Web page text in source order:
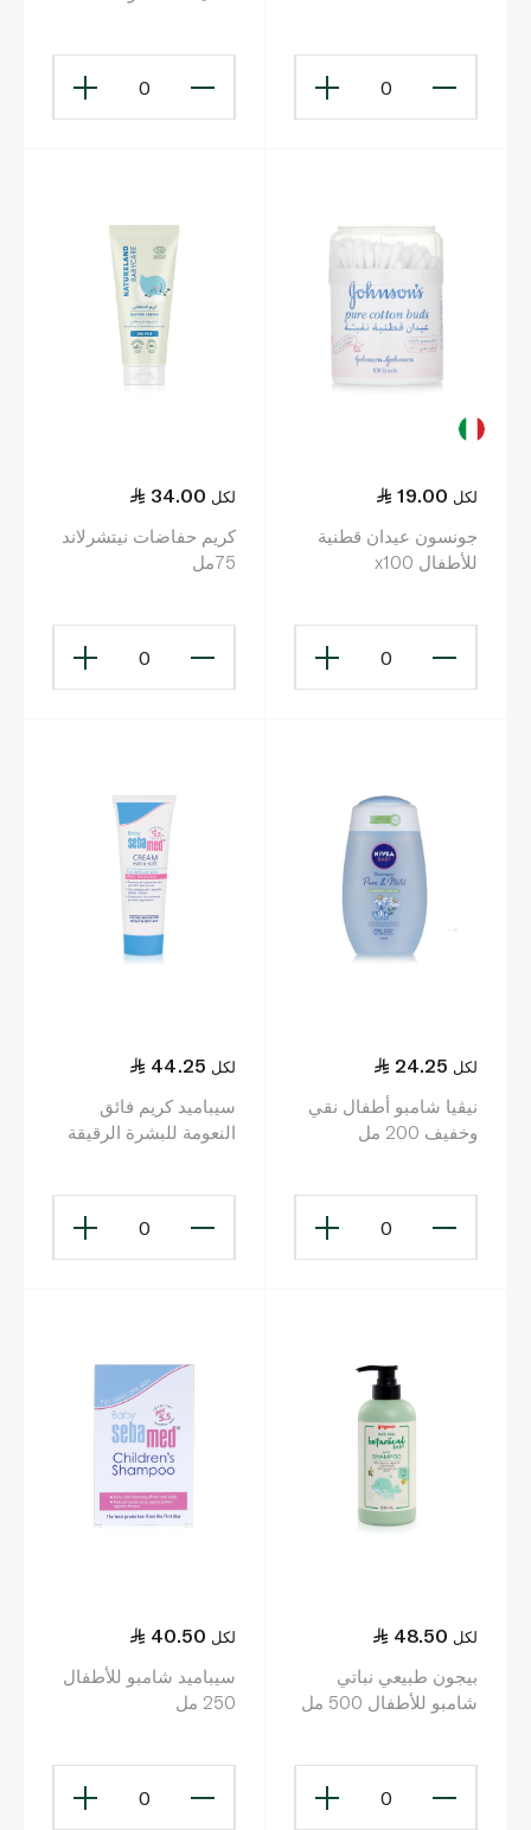
0
0
19.00 لكل
جونسون عيدان قطنية
للأطفال x100
0
34.00 لكل
كريم حفاضات نيتشرلاند
75مل
0
24.25 لكل
نيڤيا شامبو أطفال نقي
وخفيف 200 مل
0
44.25 لكل
سيباميد كريم فائق
النعومة للبشرة الرقيقة
0
48.50 لكل
بيجون طبيعي نباتي
شامبو للأطفال 500 مل
0
40.50 لكل
سيباميد شامبو للأطفال
250 مل
0